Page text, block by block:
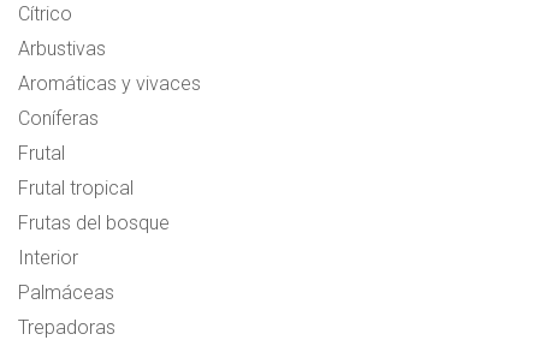
Cítrico
Arbustivas
Aromáticas y vivaces
Coníferas
Frutal
Frutal tropical
Frutas del bosque
Interior
Palmáceas
Trepadoras